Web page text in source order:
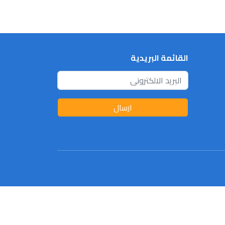
القائمة البريدية
ارسال